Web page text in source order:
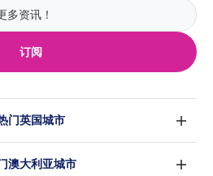
订阅
门英国城市
伦敦
澳大利亚城市